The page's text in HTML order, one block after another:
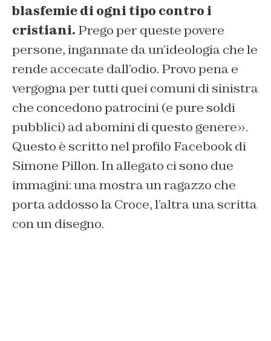
blasfemie di ogni tipo contro i
cristiani. Prego per queste povere
persone, ingannate da un’ideologia che le
rende accecate dall’odio. Provo pena e
vergogna per tutti quei comuni di sinistra
che concedono patrocini (e pure soldi
pubblici) ad abomini di questo genere».
Questo è scritto nel profilo Facebook di
Simone Pillon. In allegato ci sono due
immagini: una mostra un ragazzo che
porta addosso la Croce, l’altra una scritta
con un disegno.